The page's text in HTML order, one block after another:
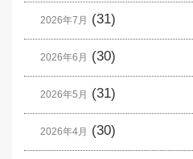
2026年7月 (31)
2026年6月 (30)
2026年5月 (31)
2026年4月 (30)